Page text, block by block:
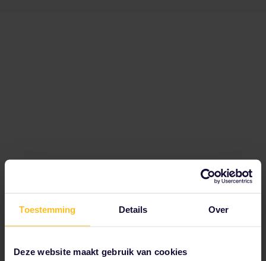
Toestemming Details Over
Deze website maakt gebruik van cookies
Tot onze partners behoren